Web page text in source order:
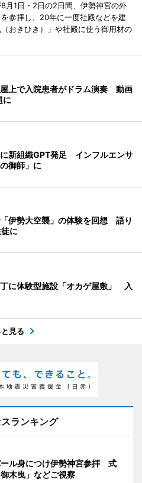
月1日・2日の2日間、伊勢神宮の外
参拝し、20年に一度社殿などを建
おきひき）」や社殿に使う御用材の
上で入院患者がドラム演奏 動画
に
新組織GPT発足 インフルエンサ
御師」に
伊勢大空襲」の体験を回想 語り
に
に体験型施設「オカゲ屋敷」 入
見る
ランキング
ル身につけ伊勢神宮参拝 式
木曳」などご視察